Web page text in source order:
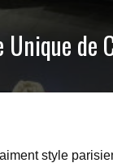
Unique
style